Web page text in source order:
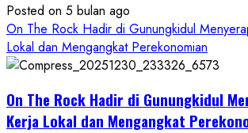
Posted on 5 bulan ago
On The Rock Hadir di Gunungkidul
Lokal dan Mengangkat Perekonomian
On The Rock Hadir di Gunungkidul
Kerja Lokal dan Mengangkat